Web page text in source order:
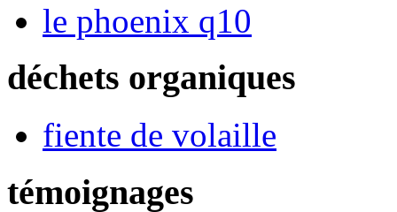
le phoenix q10
déchets organiques
fiente de volaille
témoignages